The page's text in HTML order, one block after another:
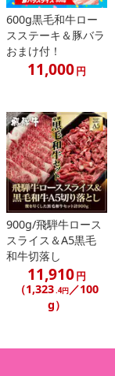
により異なります
けする商品セット
い。
含む）等により、
け商品と多少異な
経過措置期間の終
表記が旧表記の場
い。なお、本理由
いたしかねます。
Pay、Amazon
遷移します。
600g黒毛和牛ロー
スステーキ＆豚バラ
おまけ付！
11,000円
900g/飛騨牛ロース
スライス＆A5黒毛
和牛切落し
11,910円
（1,323.4円／100
g）